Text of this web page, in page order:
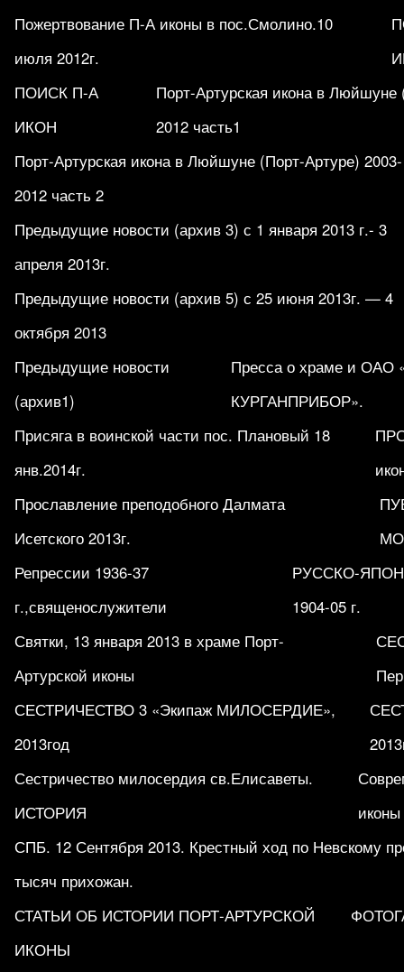
Пожертвование П-А иконы в пос.Смолино.10
июля 2012г.
ПОИСК П-А
ИКОН
Порт-Артурская икона в Люйшуне
2012 часть1
Порт-Артурская икона в Люйшуне (Порт-Артуре) 2003-
2012 часть 2
Предыдущие новости (архив 3) с 1 января 2013 г.- 3
апреля 2013г.
Предыдущие новости (архив 5) с 25 июня 2013г. — 4
октября 2013
Предыдущие новости
(архив1)
Пресса о храме и ОАО
КУРГАНПРИБОР».
Присяга в воинской части пос. Плановый 18
янв.2014г.
Прославление преподобного Далмата
Исетского 2013г.
Репрессии 1936-37
г.,священослужители
РУССКО-
1904-05 г.
Святки, 13 января 2013 в храме Порт-
Артурской иконы
СЕСТРИЧЕСТВО 3 «Экипаж МИЛОСЕРДИЕ»,
2013год
Сестричество милосердия св.Елисаветы.
ИСТОРИЯ
иконы
СПБ. 12 Сентября 2013. Крестный ход по Невскому
тысяч прихожан.
СТАТЬИ ОБ ИСТОРИИ ПОРТ-АРТУРСКОЙ
ИКОНЫ